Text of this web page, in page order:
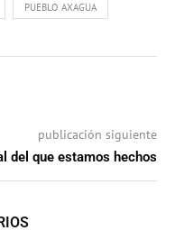
PUEBLO AXAGUA
publicación siguiente
del que estamos hechos